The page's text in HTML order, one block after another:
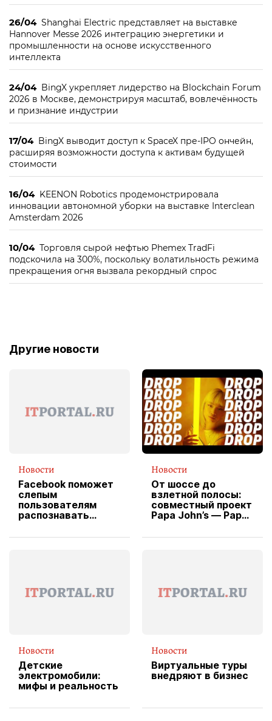
26/04 Shanghai Electric представляет на выставке
Hannover Messe 2026 интеграцию энергетики и
промышленности на основе искусственного
интеллекта
24/04 BingX укрепляет лидерство на Blockchain Forum
2026 в Москве, демонстрируя масштаб, вовлечённость
и признание индустрии
17/04 BingX выводит доступ к SpaceX пре-IPO ончейн,
расширяя возможности доступа к активам будущей
стоимости
16/04 KEENON Robotics продемонстрировала
инновации автономной уборки на выставке Interclean
Amsterdam 2026
10/04 Торговля сырой нефтью Phemex TradFi
подскочила на 300%, поскольку волатильность режима
прекращения огня вызвала рекордный спрос
Другие новости
Новости
Facebook поможет
слепым
пользователям
распознавать
Новости
От шоссе до
взлетной полосы:
совместный проект
Papa John’s — Papa
вводит
Новости
Детские
электромобили:
мифы и реальность
Новости
Виртуальные туры
внедряют в бизнес